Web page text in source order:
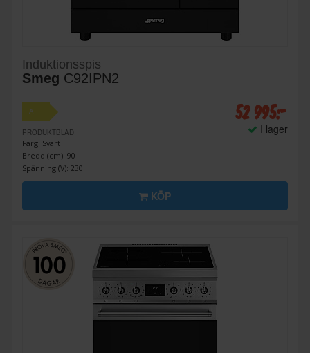
Induktionsspis
Smeg C92IPN2
A
PRODUKTBLAD
Färg: Svart
Bredd (cm): 90
Spänning (V): 230
52 995:-
I lager
KÖP